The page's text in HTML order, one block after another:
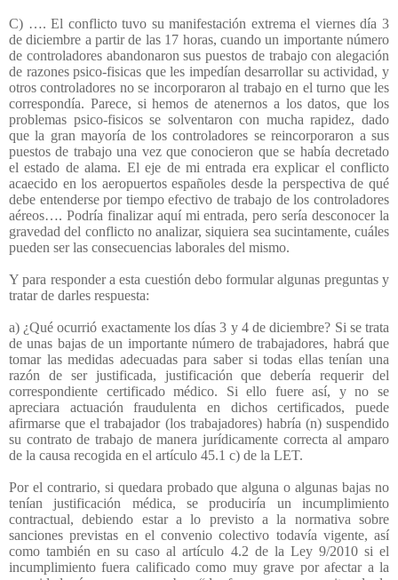
C) …. El conflicto tuvo su manifestación extrema el viernes día 3
de diciembre a partir de las 17 horas, cuando un importante número
de controladores abandonaron sus puestos de trabajo con alegación
de razones psico-fisicas que les impedían desarrollar su actividad, y
otros controladores no se incorporaron al trabajo en el turno que les
correspondía. Parece, si hemos de atenernos a los datos, que los
problemas psico-fisicos se solventaron con mucha rapidez, dado
que la gran mayoría de los controladores se reincorporaron a sus
puestos de trabajo una vez que conocieron que se había decretado
el estado de alama. El eje de mi entrada era explicar el conflicto
acaecido en los aeropuertos españoles desde la perspectiva de qué
debe entenderse por tiempo efectivo de trabajo de los controladores
aéreos…. Podría finalizar aquí mi entrada, pero sería desconocer la
gravedad del conflicto no analizar, siquiera sea sucintamente, cuáles
pueden ser las consecuencias laborales del mismo.
Y para responder a esta cuestión debo formular algunas preguntas y
tratar de darles respuesta:
a) ¿Qué ocurrió exactamente los días 3 y 4 de diciembre? Si se trata
de unas bajas de un importante número de trabajadores, habrá que
tomar las medidas adecuadas para saber si todas ellas tenían una
razón de ser justificada, justificación que debería requerir del
correspondiente certificado médico. Si ello fuere así, y no se
apreciara actuación fraudulenta en dichos certificados, puede
afirmarse que el trabajador (los trabajadores) habría (n) suspendido
su contrato de trabajo de manera jurídicamente correcta al amparo
de la causa recogida en el artículo 45.1 c) de la LET.
Por el contrario, si quedara probado que alguna o algunas bajas no
tenían justificación médica, se produciría un incumplimiento
contractual, debiendo estar a lo previsto a la normativa sobre
sanciones previstas en el convenio colectivo todavía vigente, así
como también en su caso al artículo 4.2 de la Ley 9/2010 si el
incumplimiento fuera calificado como muy grave por afectar a la